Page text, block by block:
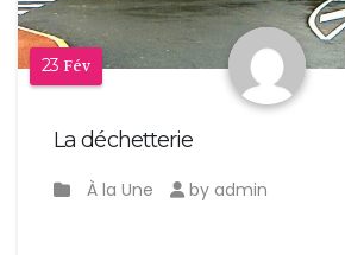
23 Fév
La déchetterie
À la Une by admin